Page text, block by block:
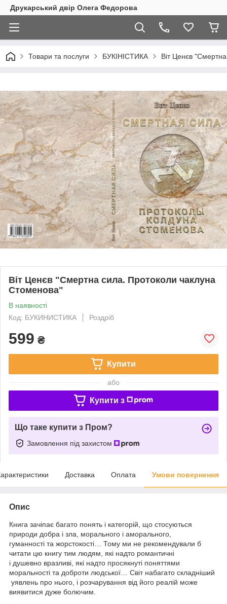
Друкарський двір Олега Федорова
Товари та послуги БУКІНІСТИКА Віт Ценєв
Віт Ценєв "Смертна сила. Протоколи чаклуна
Стоменова"
В наявності
Код: БУКИНИСТИКА
Роздріб
599 ₴
Купити
або
Купити з
Що таке купити з Пром?
Замовлення під захистом
Доставка Оплата Умови повернення
Опис
Книга зачіпає багато понять і категорій, що стосуються
природи добра і зла, морального і аморального,
гуманності та жорстокості… Тому ми не рекомендували б
читати цю книгу тим людям, які надто романтичні
і душевно вразливі, які надто просякнуті поняттями
моральності та доброти людської… Світ набагато складніший
​​ уявлень про нього, і розчарування від його реалій може
виявитися дуже болючим.